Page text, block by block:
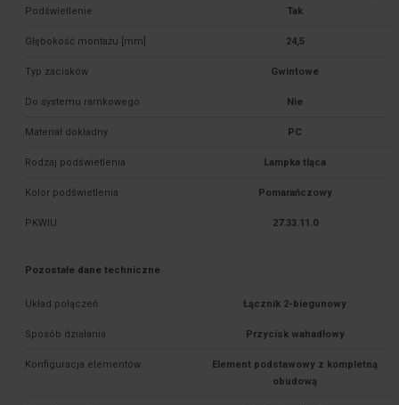
Podświetlenie Tak
Głębokość montażu [mm] 24,5
Typ zacisków Gwintowe
Do systemu ramkowego Nie
Materiał dokładny PC
Rodzaj podświetlenia Lampka tląca
Kolor podświetlenia Pomarańczowy
PKWIU 27.33.11.0
Pozostałe dane techniczne
Układ połączeń Łącznik 2-biegunowy
Sposób działania Przycisk wahadłowy
Konfiguracja elementów
Element podstawowy z kompletną
obudową